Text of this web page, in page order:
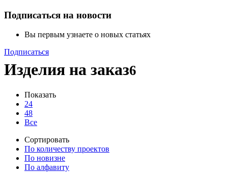
Подписаться на новости
Вы первым узнаете о новых статьях
Подписаться
Изделия на заказ6
Показать
24
48
Все
Сортировать
По количеству проектов
По новизне
По алфавиту